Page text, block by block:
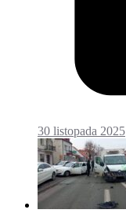
30 listopada 2025